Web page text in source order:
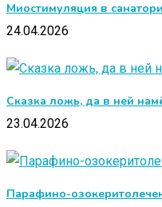
Миостимуляция в
24.04.2026
Сказка ложь, да в ней
23.04.2026
Парафино-